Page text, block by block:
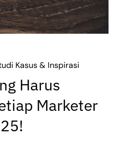
Kasus & Inspirasi
Harus
Marketer